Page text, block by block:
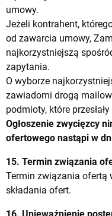
umowy.
Jeżeli kontrahent,
od zawarcia umowy,
najkorzystniejszą
zapytania.
O wyborze
zawiadomi drogą
podmioty, które
Ogłoszenie zwycięzcy
ofertowego nastąpi w
15. Termin związania
Termin związania ofertą
składania ofert.
16. Unieważnienie